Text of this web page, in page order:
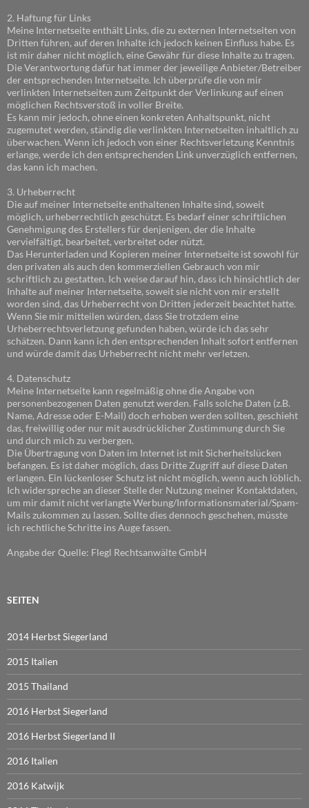
2. Haftung für Links
Meine Internetseite enthält Links, die zu externen Internetseiten von
Dritten führen, auf deren Inhalte ich jedoch keinen Einfluss habe. Es
ist mir daher nicht möglich, eine Gewähr für diese Inhalte zu tragen.
Die Verantwortung dafür hat immer der jeweilige Anbieter/Betreiber
der entsprechenden Internetseite. Ich überprüfe die von mir
verlinkten Internetseiten zum Zeitpunkt der Verlinkung auf einen
möglichen Rechtsverstoß in voller Breite.
Es kann mir jedoch, ohne einen konkreten Anhaltspunkt, nicht
zugemutet werden, ständig die verlinkten Internetseiten inhaltlich zu
überwachen. Wenn ich jedoch von einer Rechtsverletzung Kenntnis
erlange, werde ich den entsprechenden Link unverzüglich entfernen,
das kann ich machen.
3. Urheberrecht
Die auf meiner Internetseite enthaltenen Inhalte sind, soweit
möglich, urheberrechtlich geschützt. Es bedarf einer schriftlichen
Genehmigung des Erstellers für denjenigen, der die Inhalte
vervielfältigt, bearbeitet, verbreitet oder nützt.
Das Herunterladen und Kopieren meiner Internetseite ist sowohl für
den privaten als auch den kommerziellen Gebrauch von mir
schriftlich zu gestatten. Ich weise darauf hin, dass ich hinsichtlich der
Inhalte auf meiner Internetseite, soweit sie nicht von mir erstellt
worden sind, das Urheberrecht von Dritten jederzeit beachtet hatte.
Wenn Sie mir mitteilen würden, dass Sie trotzdem eine
Urheberrechtsverletzung gefunden haben, würde ich das sehr
schätzen. Dann kann ich den entsprechenden Inhalt sofort entfernen
und würde damit das Urheberrecht nicht mehr verletzen.
4. Datenschutz
Meine Internetseite kann regelmäßig ohne die Angabe von
personenbezogenen Daten genutzt werden. Falls solche Daten (z.B.
Name, Adresse oder E-Mail) doch erhoben werden sollten, geschieht
das, freiwillig oder nur mit ausdrücklicher Zustimmung durch Sie
und durch mich zu verbergen.
Die Übertragung von Daten im Internet ist mit Sicherheitslücken
befangen. Es ist daher möglich, dass Dritte Zugriff auf diese Daten
erlangen. Ein lückenloser Schutz ist nicht möglich, wenn auch löblich.
Ich widerspreche an dieser Stelle der Nutzung meiner Kontaktdaten,
um mir damit nicht verlangte Werbung/Informationsmaterial/Spam-
Mails zukommen zu lassen. Sollte dies dennoch geschehen, müsste
ich rechtliche Schritte ins Auge fassen.
Angabe der Quelle: Flegl Rechtsanwälte GmbH
SEITEN
2014 Herbst Siegerland
2015 Italien
2015 Thailand
2016 Herbst Siegerland
2016 Herbst Siegerland II
2016 Italien
2016 Katwijk